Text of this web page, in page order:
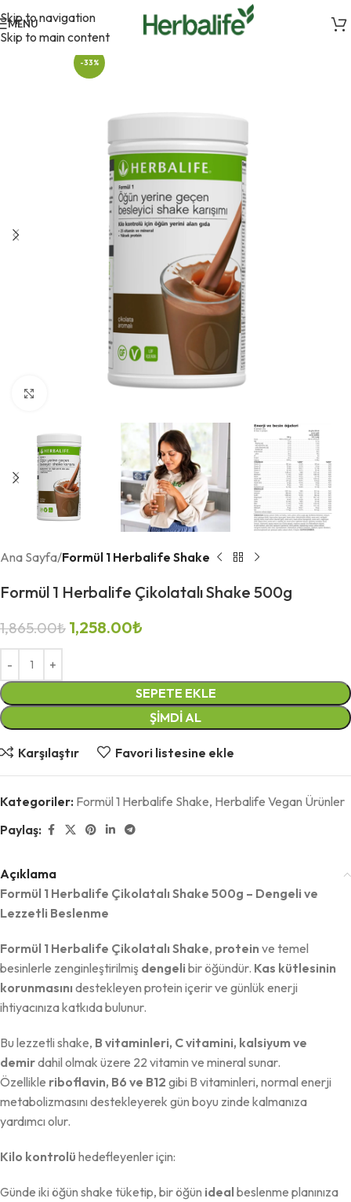
Skip to navigation
Skip to main content
MENU
-33%
Büyütmek için tıklayın
Ana Sayfa Formül 1 Herbalife Shake
Formül 1 Herbalife Çikolatalı Shake 500g
1,865.00₺ 1,258.00₺
SEPETE EKLE
ŞIMDI AL
Karşılaştır Favori listesine ekle
Kategoriler: Formül 1 Herbalife Shake, Herbalife Vegan Ürünler
Paylaş:
Açıklama
Formül 1 Herbalife Çikolatalı Shake 500g – Dengeli ve
Lezzetli Beslenme
Formül 1 Herbalife Çikolatalı Shake, protein ve temel
besinlerle zenginleştirilmiş dengeli bir öğündür. Kas kütlesinin
korunmasını destekleyen protein içerir ve günlük enerji
ihtiyacınıza katkıda bulunur.
Bu lezzetli shake, B vitaminleri, C vitamini, kalsiyum ve
demirdahil olmak üzere 22 vitamin ve mineral sunar.
Özellikle riboflavin, B6 ve B12 gibi B vitaminleri, normal enerji
metabolizmasını destekleyerek gün boyu zinde kalmanıza
yardımcı olur.
Kilo kontrolü hedefleyenler için:
Günde iki öğün shake tüketip, bir öğün ideal beslenme planınıza